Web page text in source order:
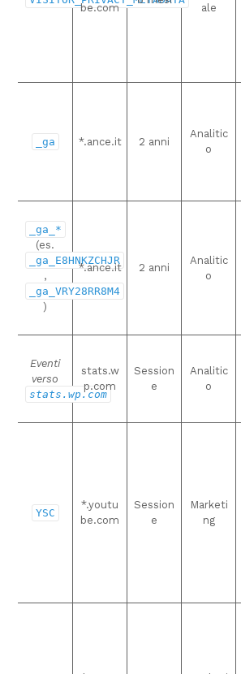
be.com
ale
_ga *.ance.it 2 anni
Analitic
o
_ga_*
(es.
_ga_E8HNKZCHJR
,
_ga_VRY28RR8M4
)
*.ance.it 2 anni
Analitic
o
Eventi
verso
stats.wp.com
stats.w
p.com
Session
e
Analitic
o
YSC
*.youtu
be.com
Session
e
Marketi
ng